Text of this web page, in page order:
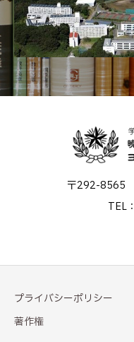
〒292-8565
TEL
プライバシーポリシー
著作権